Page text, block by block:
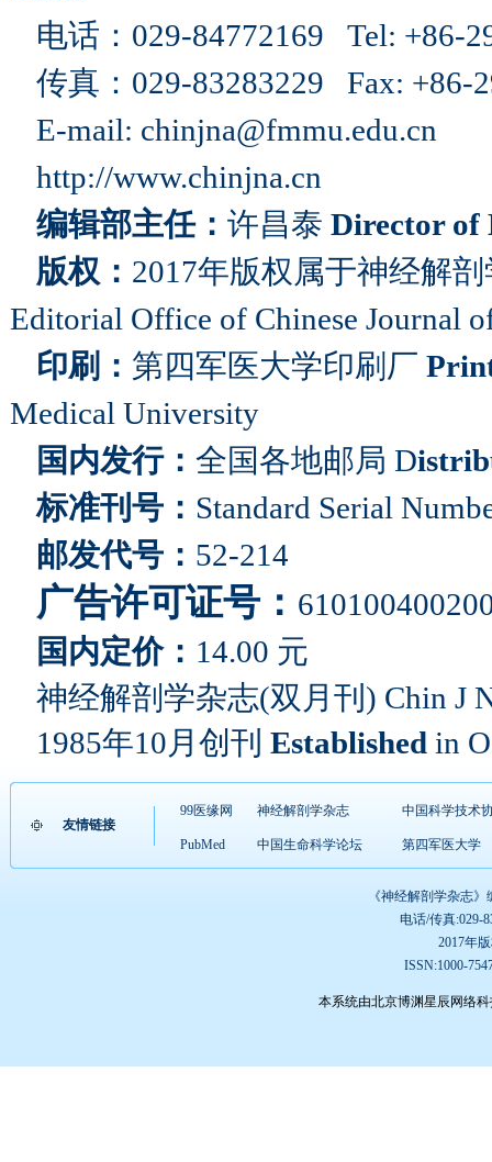
电话： 029-84772169 Tel: +86-
传真： 029-83283229 Fax: +86-
E-mail: chinjna@fmmu.edu.cn
http://www.chinjna.cn
编辑部主任： 许昌泰 Director
版权： 2017年版权属于神经解
Editorial Office of Chinese Journal
印刷： 第四军医大学印刷厂
Medical University
国内发行： 全国各地邮局 D
标准刊号： Standard Serial
邮发代号： 52-214
广告许可证号：
国内定价： 14.00 元
神经解剖学杂志(双月刊) Chin J
1985年10月创刊 Established in
友情链接
99医缘网 神经解剖学杂志 中国科学技术
PubMed 中国生命科学论坛 第四军医大学
《神经解剖学杂志
电话/传真:029-
2017年
ISSN:1000-
本系统由北京博渊星辰网络